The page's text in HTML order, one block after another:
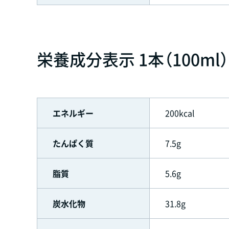
栄養成分表示 1本（100ml
エネルギー 200kcal
たんぱく質 7.5g
脂質 5.6g
炭水化物 31.8g